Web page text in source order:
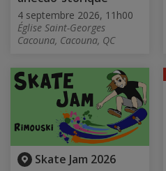
4 septembre 2026, 11h00
Église Saint-Georges
Cacouna, Cacouna, QC
Skate Jam 2026